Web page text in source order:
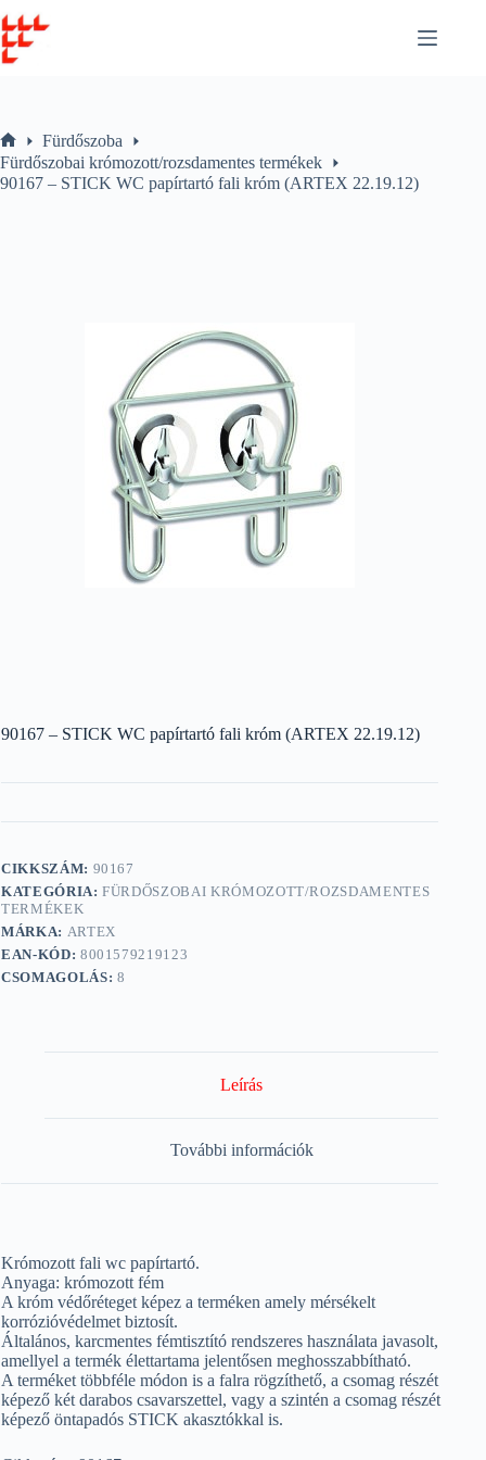
to
content
Home
Fürdőszoba
Fürdőszobai krómozott/rozsdamentes termékek
90167 – STICK WC papírtartó fali króm (ARTEX 22.19.12)
90167 – STICK WC papírtartó fali króm (ARTEX 22.19.12)
CIKKSZÁM: 90167
KATEGÓRIA:FÜRDŐSZOBAI KRÓMOZOTT/ROZSDAMENTES
TERMÉKEK
MÁRKA: ARTEX
EAN-KÓD: 8001579219123
CSOMAGOLÁS: 8
Leírás
További információk
Krómozott fali wc papírtartó.
Anyaga: krómozott fém
A króm védőréteget képez a terméken amely mérsékelt
korrózióvédelmet biztosít.
Általános, karcmentes fémtisztító rendszeres használata javasolt,
amellyel a termék élettartama jelentősen meghosszabbítható.
A terméket többféle módon is a falra rögzíthető, a csomag részét
képező két darabos csavarszettel, vagy a szintén a csomag részét
képező öntapadós STICK akasztókkal is.